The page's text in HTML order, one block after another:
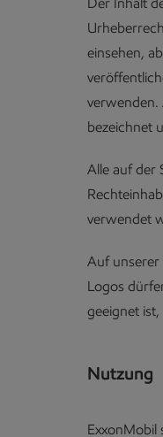
einsehen,
verwenden.
bezeichnet
Alle auf der
verwendet
Auf unserer
Logos
geeignet
Nutzung
ExxonMobil